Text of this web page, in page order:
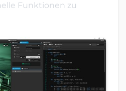
Funktionen zu